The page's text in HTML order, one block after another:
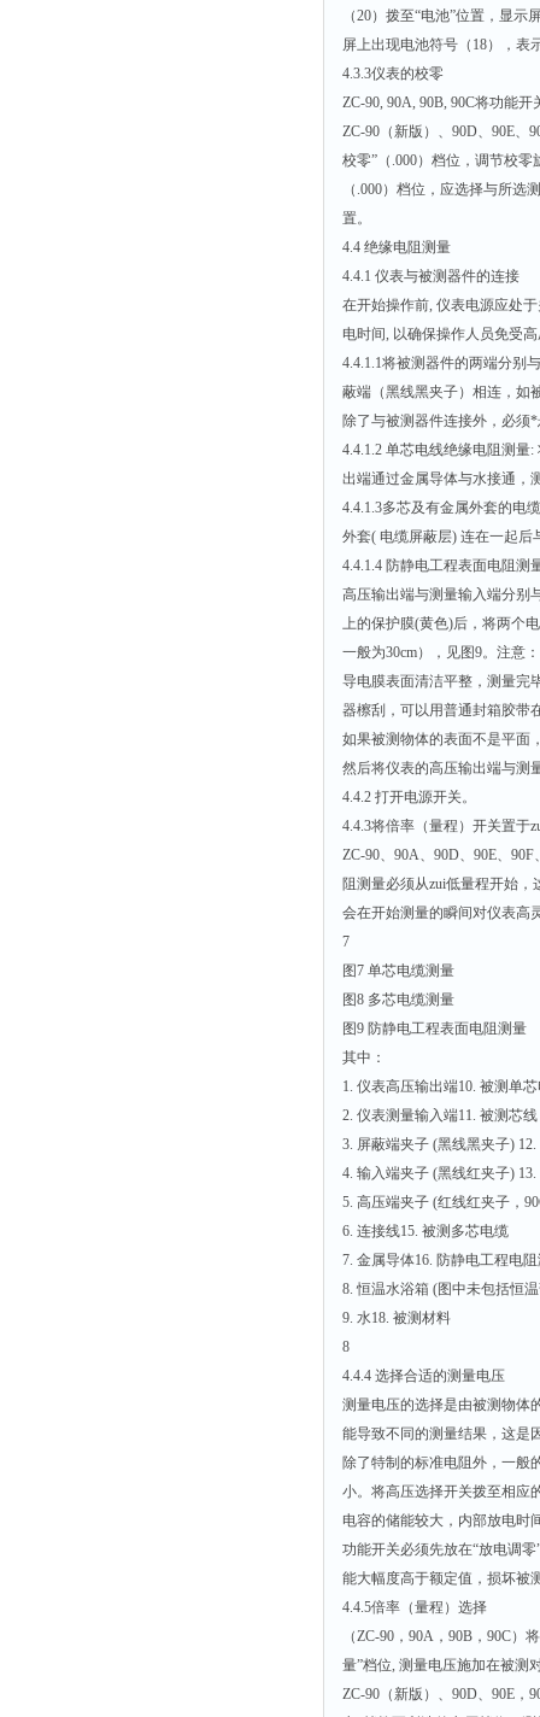
（20）拨至“电池”位置，显
屏上出现电池符号（18），表
4.3.3仪表的校零
ZC-90, 90A, 90B, 90C将功能
ZC-90（新版）、90D、90E、
校零”（.000）档位，调节校
（.000）档位，应选择与所选
置。
4.4 绝缘电阻测量
4.4.1 仪表与被测器件的连接
在开始操作前, 仪表电源应处
电时间, 以确保操作人员免受
4.4.1.1将被测器件的两端分别
蔽端（黑线黑夹子）相连，如
除了与被测器件连接外，必须
4.4.1.2 单芯电线绝缘电阻测
出端通过金属导体与水接通，
4.4.1.3多芯及有金属外套的电
外套( 电缆屏蔽层) 连在一起后
4.4.1.4 防静电工程表面电阻
高压输出端与测量输入端分别
上的保护膜(黄色)后，将两个
一般为30cm），见图9。注意
导电膜表面清洁平整，测量完
器檫刮，可以用普通封箱胶带
如果被测物体的表面不是平面
然后将仪表的高压输出端与测
4.4.2 打开电源开关。
4.4.3将倍率（量程）开关置于
ZC-90、90A、90D、90E、
阻测量必须从zui低量程开始
会在开始测量的瞬间对仪表高
7
图7 单芯电缆测量
图8 多芯电缆测量
图9 防静电工程表面电阻测量
其中：
1. 仪表高压输出端10. 被测单
2. 仪表测量输入端11. 被测芯线
3. 屏蔽端夹子 (黑线黑夹子)
4. 输入端夹子 (黑线红夹子)
5. 高压端夹子 (红线红夹子，
6. 连接线15. 被测多芯电缆
7. 金属导体16. 防静电工程电
8. 恒温水浴箱 (图中未包括恒
9. 水18. 被测材料
8
4.4.4 选择合适的测量电压
测量电压的选择是由被测物体
能导致不同的测量结果，这是
除了特制的标准电阻外，一般
小。将高压选择开关拨至相应
电容的储能较大，内部放电时
功能开关必须先放在“放电调
能大幅度高于额定值，损坏被
4.4.5倍率（量程）选择
（ZC-90，90A，90B，90C）
量”档位, 测量电压施加在被测
ZC-90（新版）、90D、90E，